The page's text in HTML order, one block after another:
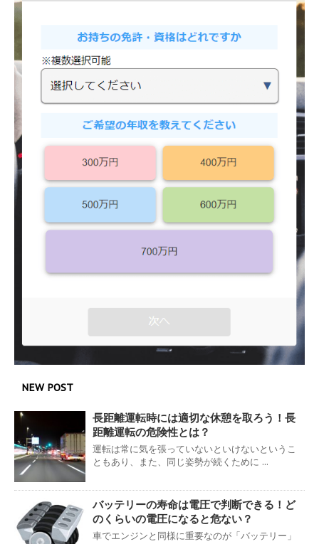
NEW POST
長距離運転時には適切な休憩を取ろう！長
距離運転の危険性とは？
運転は常に気を張っていないといけないというこ
ともあり、また、同じ姿勢が続くために ...
バッテリーの寿命は電圧で判断できる！ど
のくらいの電圧になると危ない？
車でエンジンと同様に重要なのが「バッテリー」